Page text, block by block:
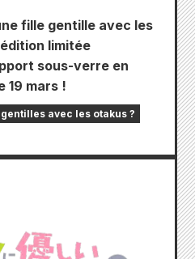
fille gentille avec les
limitée
sous-verre en
19 mars !
avec les otakus ?